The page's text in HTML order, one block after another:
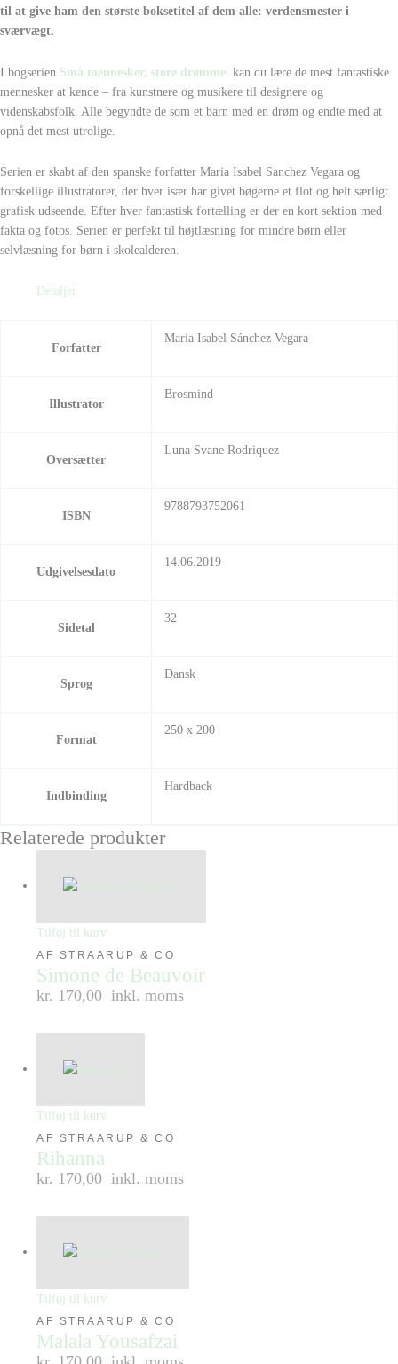
til at give ham den største boksetitel af dem alle: verdensmester i
sværvægt.
I bogserien Små mennesker, store drømme kan du lære de mest fantastiske
mennesker at kende – fra kunstnere og musikere til designere og
videnskabsfolk. Alle begyndte de som et barn med en drøm og endte med at
opnå det mest utrolige.
Serien er skabt af den spanske forfatter Maria Isabel Sanchez Vegara og
forskellige illustratorer, der hver især har givet bøgerne et flot og helt særligt
grafisk udseende. Efter hver fantastisk fortælling er der en kort sektion med
fakta og fotos. Serien er perfekt til højtlæsning for mindre børn eller
selvlæsning for børn i skolealderen.
Detaljer
Forfatter
Maria Isabel Sánchez Vegara
Illustrator
Brosmind
Oversætter
Luna Svane Rodriquez
ISBN
9788793752061
Udgivelsesdato
14.06.2019
Sidetal
32
Sprog
Dansk
Format
250 x 200
Indbinding
Hardback
Relaterede produkter
Tilføj til kurv
AF STRAARUP & CO
Simone de Beauvoir
kr. 170,00 inkl. moms
Tilføj til kurv
AF STRAARUP & CO
Rihanna
kr. 170,00 inkl. moms
Tilføj til kurv
AF STRAARUP & CO
Malala Yousafzai